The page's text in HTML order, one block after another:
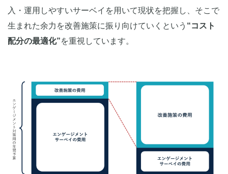
入・運用しやすいサーベイを用いて現状を把握し、そこで
生まれた余力を改善施策に振り向けていくという “コスト
配分の最適化”を重視しています。